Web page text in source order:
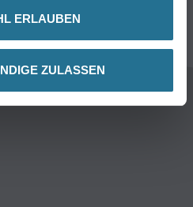
ERLAUBEN
ZULASSEN